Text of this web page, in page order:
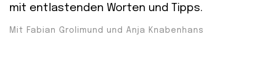
mit entlastenden Worten und Tipps.
Mit Fabian Grolimund und Anja Knabenhans